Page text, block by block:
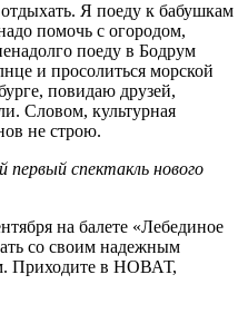
Я поеду к бабушкам
помочь с огородом,
поеду в Бодрум
и просолиться морской
повидаю друзей,
Словом, культурная
не строю.
первый спектакль нового
на балете «Лебединое
со своим надежным
Приходите в НОВАТ,